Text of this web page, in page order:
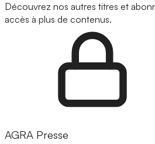
Découvrez nos autres titres et
accès à plus de contenus.
AGRA Presse